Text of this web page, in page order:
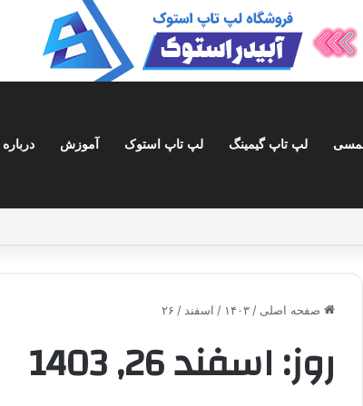
لپ تاپ گیمینگ لپ تاپ استوک آموزش درباره
صفحه اصلی / ۱۴۰۳ / اسفند / ۲۶
روز:اسفند 26, 1403